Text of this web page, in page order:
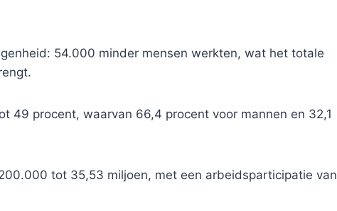
54.000 minder mensen werkten, wat het totale
49 procent, waarvan 66,4 procent voor mannen en 32,1
tot 35,53 miljoen, met een arbeidsparticipatie van